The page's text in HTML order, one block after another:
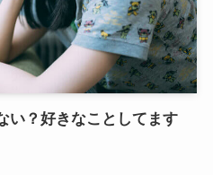
い？好きなことしてます